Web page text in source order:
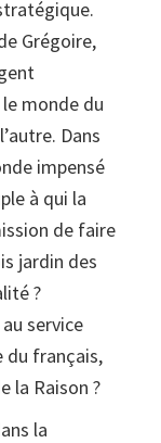
Grégoire,
monde du
Dans
impensé
à qui la
de faire
jardin des
?
service
du français,
la Raison ?
la